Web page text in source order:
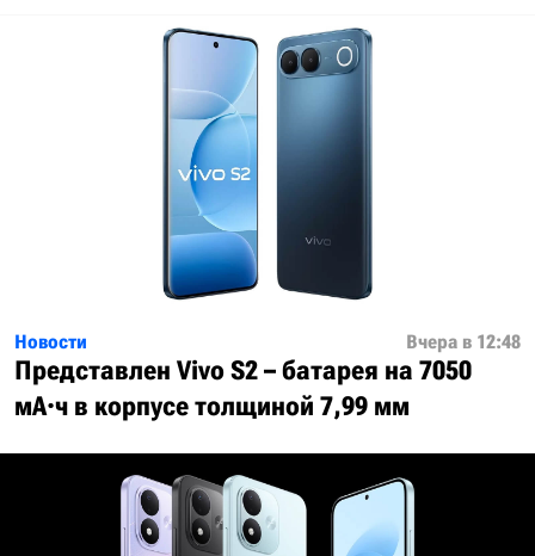
Новости Вчера в 12:48
Представлен Vivo S2 – батарея на 7050
мА·ч в корпусе толщиной 7,99 мм